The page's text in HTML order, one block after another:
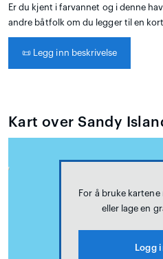
Er du kjent i farvannet og i denne
andre båtfolk om du legger til en kort
📜 Legg inn beskrivelse
Kart over Sandy
For å bruke
eller lage en
Logg